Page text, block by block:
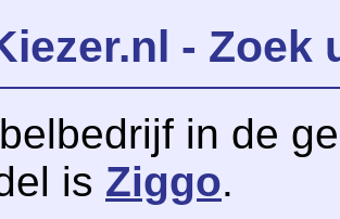
- Zoek
in de
is Ziggo.